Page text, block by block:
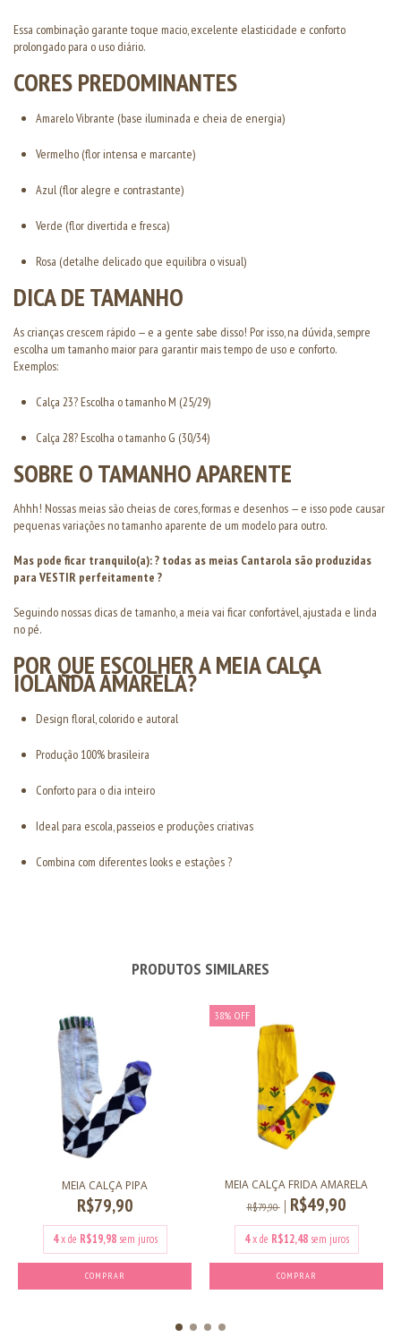
Essa combinação garante toque macio, excelente elasticidade e conforto
prolongado para o uso diário.
CORES PREDOMINANTES
Amarelo Vibrante (base iluminada e cheia de energia)
Vermelho (flor intensa e marcante)
Azul (flor alegre e contrastante)
Verde (flor divertida e fresca)
Rosa (detalhe delicado que equilibra o visual)
DICA DE TAMANHO
As crianças crescem rápido — e a gente sabe disso! Por isso, na dúvida, sempre
escolha um tamanho maior para garantir mais tempo de uso e conforto.
Exemplos:
Calça 23? Escolha o tamanho M (25/29)
Calça 28? Escolha o tamanho G (30/34)
SOBRE O TAMANHO APARENTE
Ahhh! Nossas meias são cheias de cores, formas e desenhos — e isso pode causar
pequenas variações no tamanho aparente de um modelo para outro.
Mas pode ficar tranquilo(a): ? todas as meias Cantarola são produzidas
para VESTIR perfeitamente ?
Seguindo nossas dicas de tamanho, a meia vai ficar confortável, ajustada e linda
no pé.
POR QUE ESCOLHER A MEIA CALÇA
IOLANDA AMARELA?
Design floral, colorido e autoral
Produção 100% brasileira
Conforto para o dia inteiro
Ideal para escola, passeios e produções criativas
Combina com diferentes looks e estações ?
PRODUTOS SIMILARES
MEIA CALÇA PIPA
R$79,90
4 x de R$19,98 sem juros
COMPRAR
38% OFF
MEIA CALÇA FRIDA AMARELA
R$79,90 R$49,90
4 x de R$12,48 sem juros
COMPRAR